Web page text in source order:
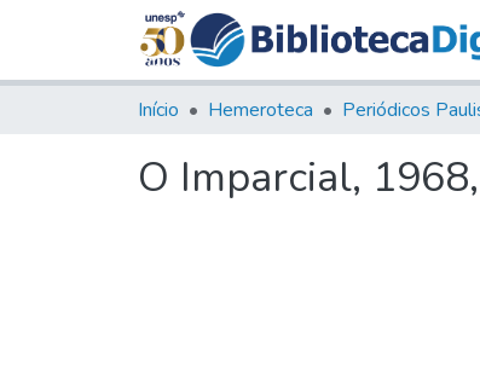
Início Hemeroteca Periódicos
O Imparcial,